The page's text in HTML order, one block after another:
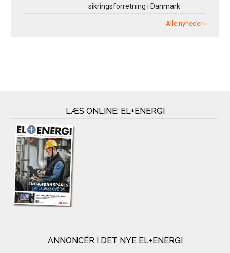
sikringsforretning i Danmark
Alle nyheder ›
LÆS ONLINE: EL+ENERGI
ANNONCÉR I DET NYE EL+ENERGI